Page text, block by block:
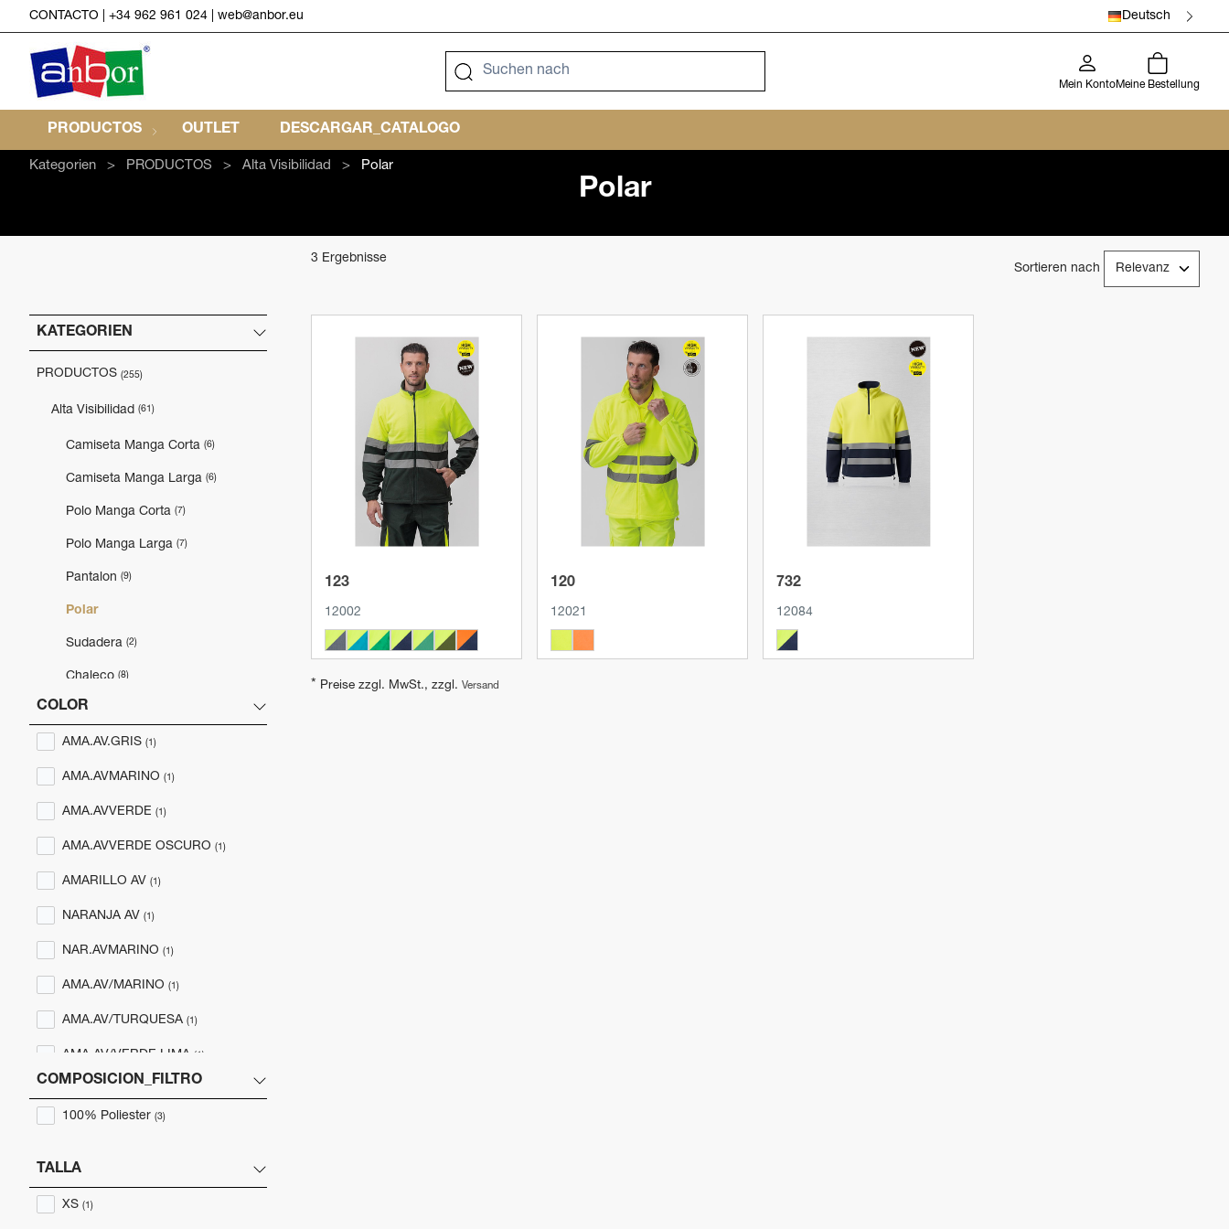
CONTACTO +34 962 961 024 web@anbor.eu Deutsch
Mein KontoMeine Bestellung
PRODUCTOS OUTLET DESCARGAR_CATALOGO
Kategorien PRODUCTOS Alta Visibilidad Polar
Polar
KATEGORIEN
PRODUCTOS (255)
Alta Visibilidad (61)
Camiseta Manga Corta (6)
Camiseta Manga Larga (6)
Polo Manga Corta (7)
Polo Manga Larga (7)
Pantalon (9)
Polar
Sudadera (2)
Chaleco (8)
Cazadoras y Parkas
Traje de lluvia(2)
Complementos A.V
COLOR
AMA.AV.GRIS (1)
AMA.AVMARINO (1)
AMA.AVVERDE (1)
AMA.AVVERDE OSCURO (1)
AMARILLO AV (1)
NARANJA AV (1)
NAR.AVMARINO (1)
AMA.AV/MARINO (1)
AMA.AV/TURQUESA (1)
AMA.AV/VERDE LIMA
COMPOSICION_FILTRO
100% Poliester (3)
TALLA
XS (1)
3 Ergebnisse
Sortieren nach
Produkt anzeigen
123
12002
Produkt anzeigen
120
12021
Produkt anzeigen
732
12084
* Preise zzgl. MwSt., zzgl. Versand